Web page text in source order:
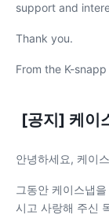
support and
Thank you.
From the K-
[공지] 케이
안녕하세요, 케이
그동안 케이스냅
시고 사랑해 주신